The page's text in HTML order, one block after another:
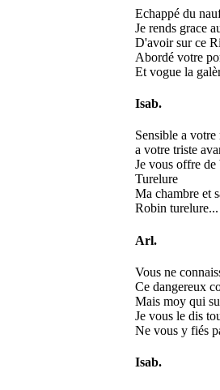
Echappé du
Je rends grace
D'avoir sur ce
Abordé votre
Et vogue la
Isab.
Sensible a votre
a votre triste
Je vous offre de
Turelure
Ma chambre et
Robin
Arl.
Vous ne
Ce dangereux
Mais moy qui
Je vous le dis
Ne vous y fiés
Isab.